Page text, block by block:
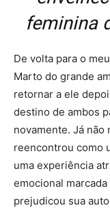
feminina
De volta para o
Marto do grande
retornar a ele
destino de ambos
novamente. Já não
reencontrou como
uma experiência
emocional
prejudicou sua